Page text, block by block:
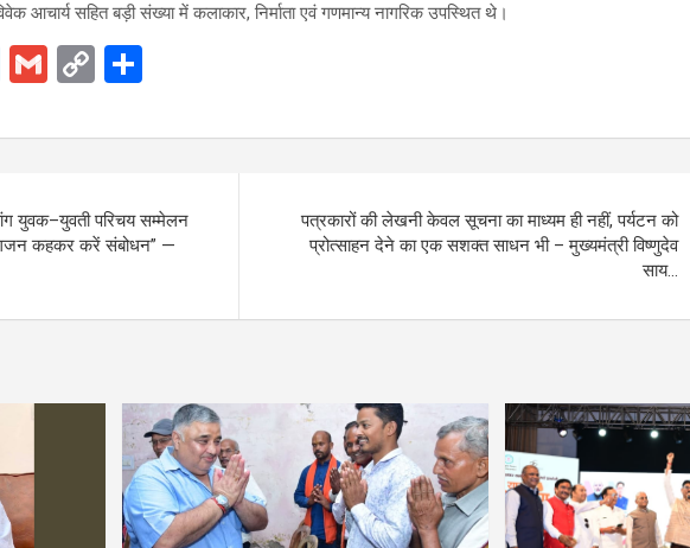
आचार्य सहित बड़ी संख्या में कलाकार, निर्माता एवं गणमान्य नागरिक उपस्थित थे।
T
e
a
m
G
ail
C
py
n
k
ar
युवक–युवती परिचय सम्मेलन
कहकर करें संबोधन” —
पत्रकारों की लेखनी केवल सूचना का माध्यम ही नहीं, पर्यटन को
प्रोत्साहन देने का एक सशक्त साधन भी – मुख्यमंत्री विष्णुदेव
साय…